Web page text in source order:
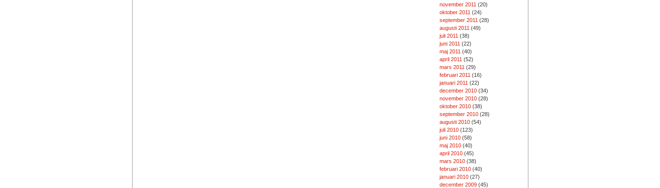
november 2011 (20)
oktober 2011 (24)
september 2011 (28)
augusti 2011 (49)
juli 2011 (38)
juni 2011 (22)
maj 2011 (40)
april 2011 (52)
mars 2011 (29)
februari 2011 (16)
januari 2011 (22)
december 2010(34)
november 2010(28)
oktober 2010(38)
september 2010(28)
augusti 2010(54)
juli 2010(123)
juni 2010(58)
maj 2010(40)
april 2010(45)
mars 2010(38)
februari 2010(40)
januari 2010(27)
december 2009(45)